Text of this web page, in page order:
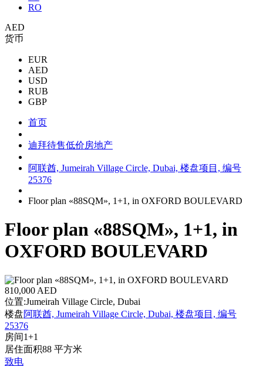
RO
AED
货币
EUR
AED
USD
RUB
GBP
首页
迪拜待售低价房地产
阿联酋, Jumeirah Village Circle, Dubai, 楼盘项目, 编号
25376
Floor plan «88SQM», 1+1, in OXFORD BOULEVARD
Floor plan «88SQM», 1+1, in
OXFORD BOULEVARD
810,000 AED
位置:Jumeirah Village Circle, Dubai
楼盘阿联酋, Jumeirah Village Circle, Dubai, 楼盘项目, 编号
25376
房间1+1
居住面积88 平方米
致电